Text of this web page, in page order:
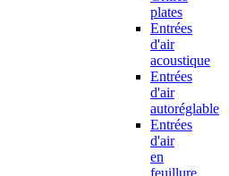
plates
Entrées
d'air
acoustique
Entrées
d'air
autoréglable
Entrées
d'air
en
feuillure